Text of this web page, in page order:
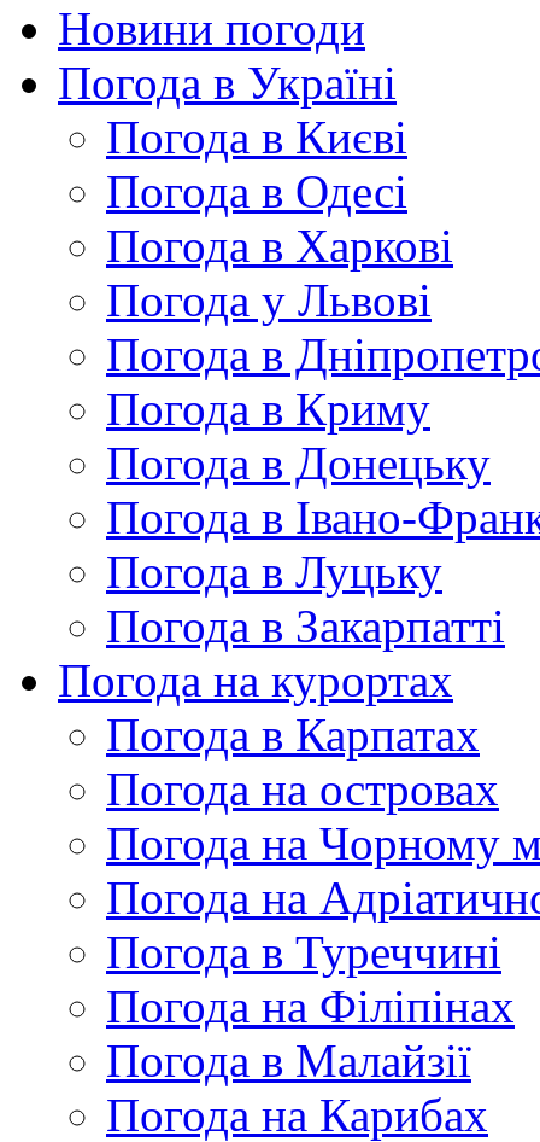
Новини погоди
Погода в Україні
Погода в Києві
Погода в Одесі
Погода в Харкові
Погода у Львові
Погода в
Погода в Криму
Погода в Донецьку
Погода в Івано-
Погода в Луцьку
Погода в Закарпатті
Погода на курортах
Погода в Карпатах
Погода на островах
Погода на Чорному
Погода на
Погода в Туреччині
Погода на Філіпінах
Погода в Малайзії
Погода на Карибах